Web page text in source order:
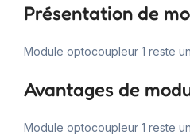
Présentation de
Module optocoupleur 1 reste
Avantages de
Module optocoupleur 1 reste